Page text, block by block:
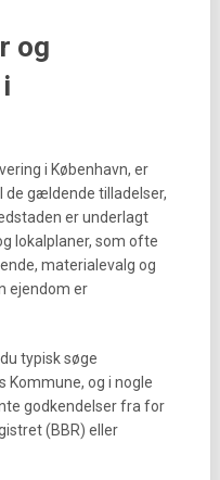
og
i København, er
gældende tilladelser,
er underlagt
lokalplaner, som ofte
materialevalg og
ejendom er
typisk søge
Kommune, og i nogle
godkendelser fra for
(BBR) eller